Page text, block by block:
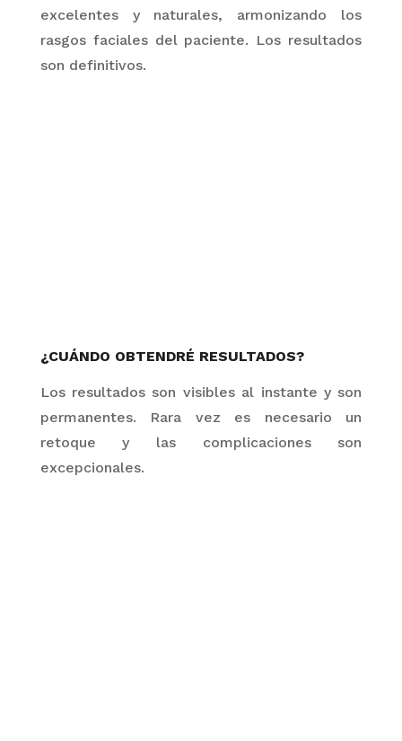
excelentes y naturales, armonizando los
rasgos faciales del paciente. Los resultados
son definitivos.
¿CUÁNDO OBTENDRÉ RESULTADOS?
Los resultados son visibles al instante y son
permanentes. Rara vez es necesario un
retoque y las complicaciones son
excepcionales.